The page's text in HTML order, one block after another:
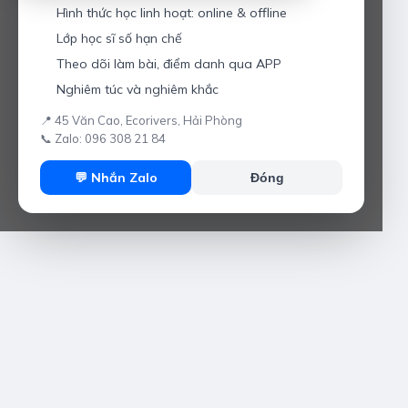
Hình thức học linh hoạt: online & offline
Lớp học sĩ số hạn chế
Theo dõi làm bài, điểm danh qua APP
Nghiêm túc và nghiêm khắc
📍 45 Văn Cao, Ecorivers, Hải Phòng
📞 Zalo: 096 308 21 84
💬 Nhắn Zalo Đóng